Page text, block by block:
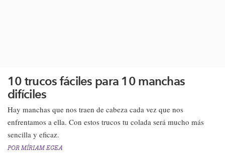
10 trucos fáciles para 10 manchas
difíciles
Hay manchas que nos traen de cabeza cada vez que nos
enfrentamos a ella. Con estos trucos tu colada será mucho más
sencilla y eficaz.​
POR MÍRIAM EGEA